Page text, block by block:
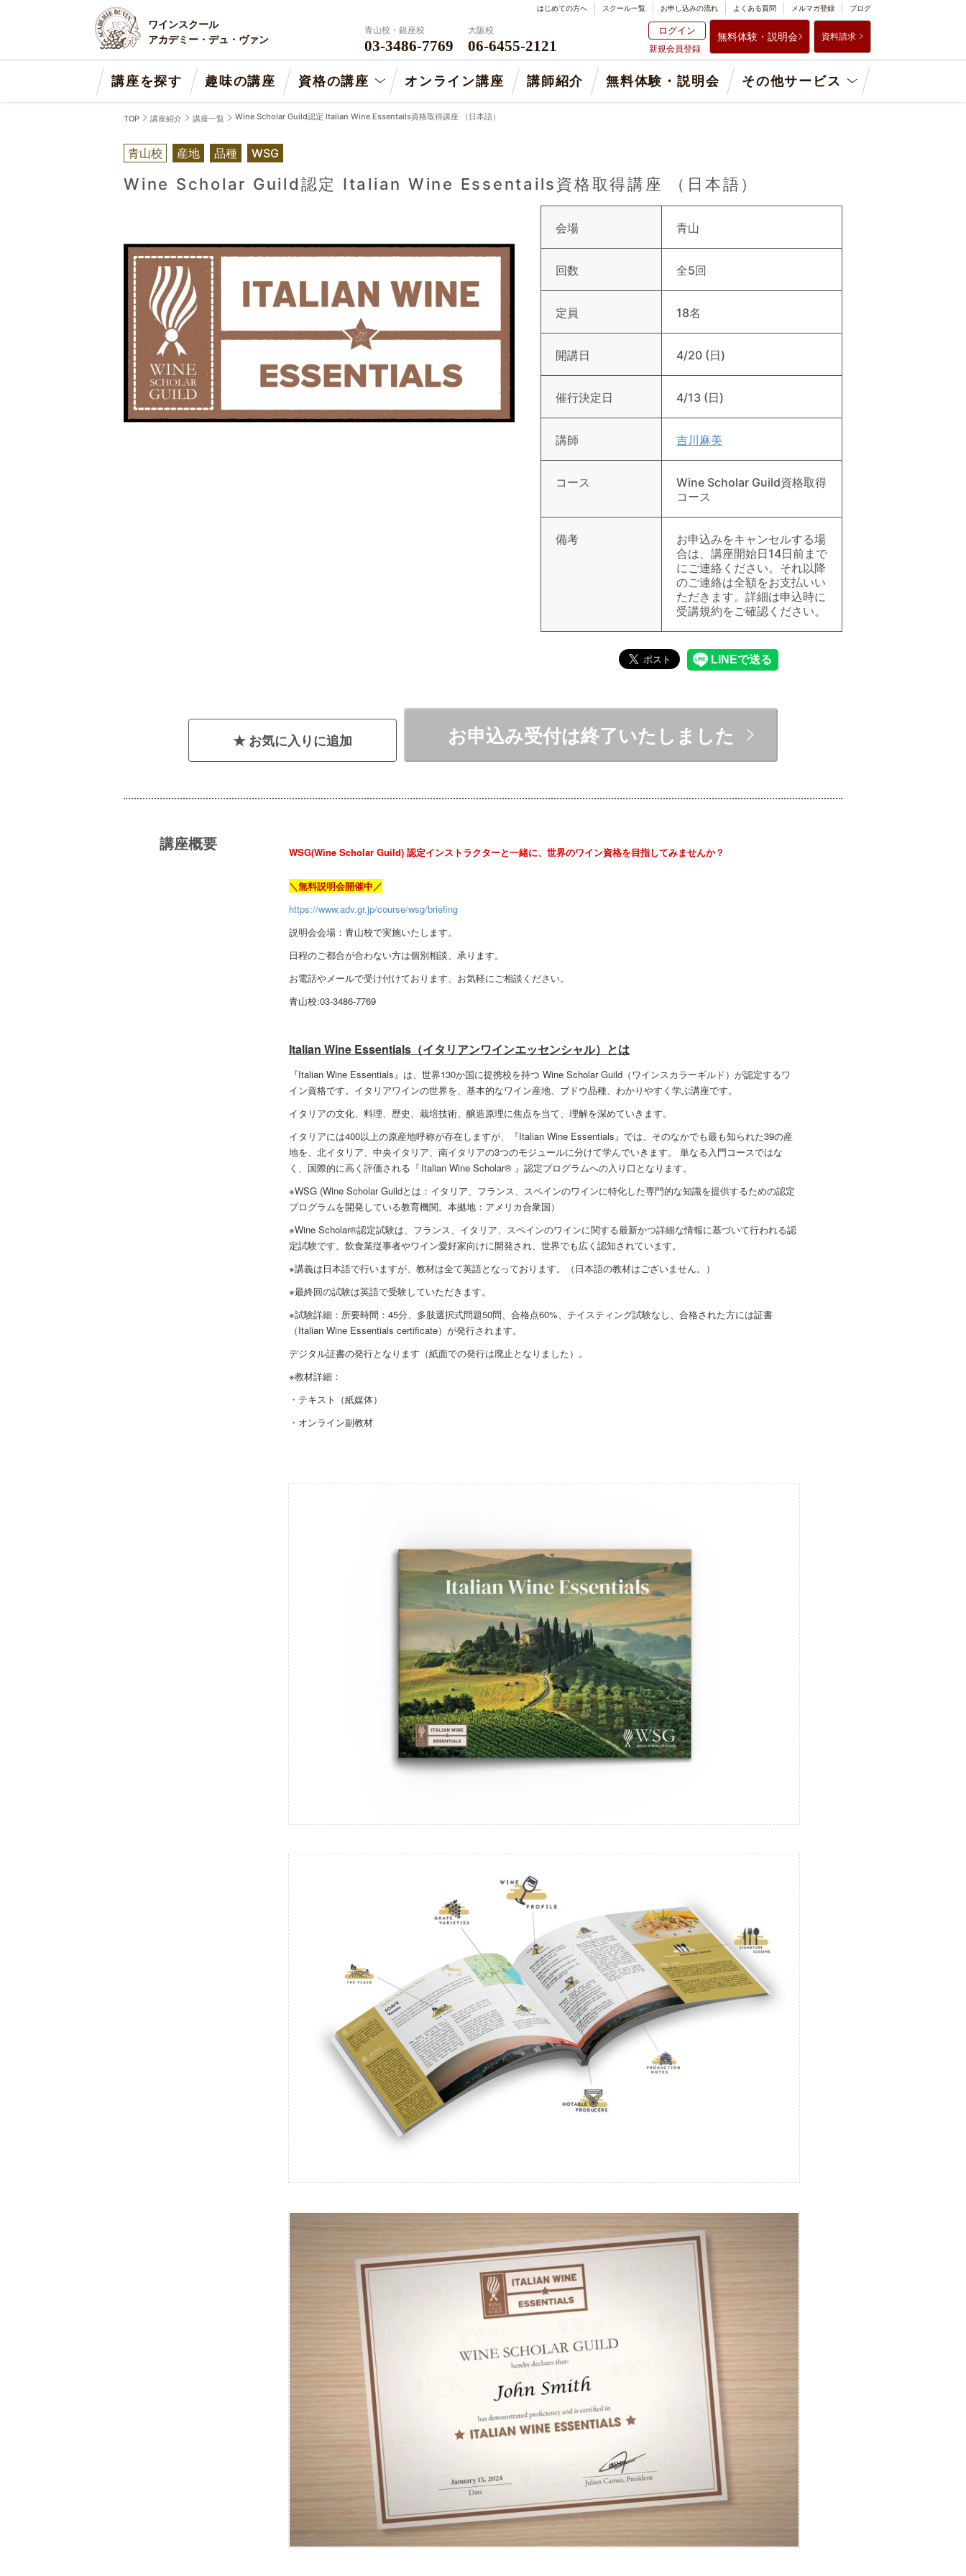
ワインスクール
アカデミー・デュ・ヴァン
青山校・銀座校
03-3486-7769
大阪校
06-6455-2121
ログイン
新規会員登録
無料体験・説明会 資料請求
はじめての方へ スクール一覧 お申し込みの流れ よくある質問 メルマガ登録 ブログ
講座を探す 趣味の講座 資格の講座 オンライン講座 講師紹介 無料体験・説明会 その他サービス
TOP 講座紹介 講座一覧 Wine Scholar Guild認定 Italian Wine Essentails資格取得講座 （日本語）
青山校 産地 品種 WSG
Wine Scholar Guild認定 Italian Wine Essentails資格取得講座 （日本語）
会場 青山
回数 全5回
定員 18名
開講日 4/20 (日)
催行決定日 4/13 (日)
講師 吉川麻美
コース
Wine Scholar Guild資格取得
コース
備考
お申込みをキャンセルする場
合は、講座開始日14日前まで
にご連絡ください。それ以降
のご連絡は全額をお支払いい
ただきます。詳細は申込時に
受講規約をご確認ください。
お気に入りに追加 お申込み受付は終了いたしました
講座概要 WSG(Wine Scholar Guild) 認定インストラクターと一緒に、世界のワイン資格を目指してみませんか？
＼無料説明会開催中／
https://www.adv.gr.jp/course/wsg/briefing
説明会会場：青山校で実施いたします。
日程のご都合が合わない方は個別相談、承ります。
お電話やメールで受け付けております、お気軽にご相談ください。
青山校:03-3486-7769
Italian Wine Essentials（イタリアンワインエッセンシャル）とは
『Italian Wine Essentials』は、世界130か国に提携校を持つ Wine Scholar Guild（ワインスカラーギルド）が認定するワ
イン資格です。イタリアワインの世界を、基本的なワイン産地、ブドウ品種、わかりやすく学ぶ講座です。
イタリアの文化、料理、歴史、栽培技術、醸造原理に焦点を当て、理解を深めていきます。
イタリアには400以上の原産地呼称が存在しますが、『Italian Wine Essentials』では、そのなかでも最も知られた39の産
地を、北イタリア、中央イタリア、南イタリアの3つのモジュールに分けて学んでいきます。 単なる入門コースではな
く、国際的に高く評価される『 Italian Wine Scholar® 』認定プログラムへの入り口となります。
※WSG (Wine Scholar Guildとは：イタリア、フランス、スペインのワインに特化した専門的な知識を提供するための認定
プログラムを開発している教育機関。本拠地：アメリカ合衆国）
※Wine Scholar®認定試験は、フランス、イタリア、スペインのワインに関する最新かつ詳細な情報に基づいて行われる認
定試験です。飲食業従事者やワイン愛好家向けに開発され、世界でも広く認知されています。
※講義は日本語で行いますが、教材は全て英語となっております。（日本語の教材はございません。）
※最終回の試験は英語で受験していただきます。
※試験詳細：所要時間：45分、多肢選択式問題50問、合格点60%、テイスティング試験なし、合格された方には証書
（Italian Wine Essentials certificate）が発行されます。
デジタル証書の発行となります（紙面での発行は廃止となりました）。
※教材詳細：
・テキスト（紙媒体）
・オンライン副教材